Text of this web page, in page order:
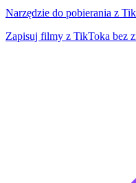
Narzędzie do pobierania z
Zapisuj filmy z TikToka bez